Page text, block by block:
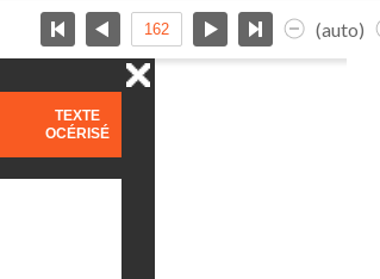
(auto)
TEXTE
OCÉRISÉ